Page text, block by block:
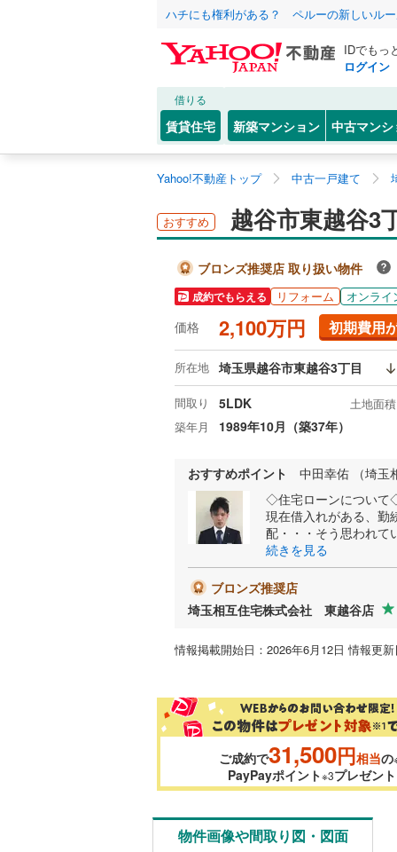
ハチにも権利がある？ ペルーの新しいル
IDでもっ
ログイン
借りる
賃貸住宅 新築マンション 中古マンシ
Yahoo!不動産トップ 中古一戸建て
おすすめ 越谷市東越谷3
ブロンズ推奨店 取り扱い物件
成約でもらえる リフォーム オンライ
価格 2,100万円 初期費用
所在地 埼玉県越谷市東越谷3丁目
間取り 5LDK
土地面積
築年月
1989年10月（築37年）
おすすめポイント
中田幸佑 （埼
◇住宅ローンについ
現在借入れがある、勤
配・・・そう思われて
続きを見る
ブロンズ推奨店
埼玉相互住宅株式会社 東越谷店
情報掲載開始日：2026年6月12日 情報更
ご成約で31,500円相当の
PayPayポイント※3プレゼント
物件画像や間取り図・図面